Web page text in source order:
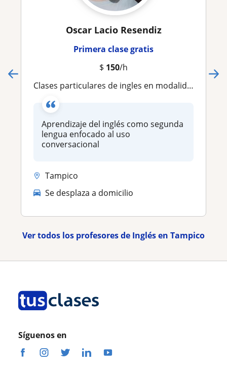
Oscar Lacio Resendiz
Primera clase gratis
$ 150/h
Clases particulares de ingles en modalidad presencial o en linea
Aprendizaje del inglés como segunda
lengua enfocado al uso
conversacional
Tampico
Se desplaza a domicilio
Ver todos los profesores de Inglés en Tampico
Síguenos en